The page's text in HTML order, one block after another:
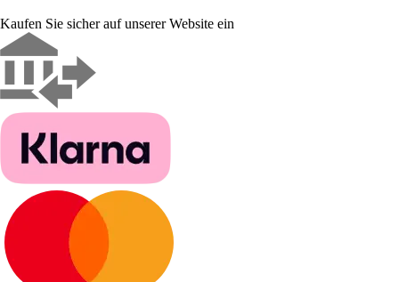
Kaufen Sie sicher auf unserer Website ein